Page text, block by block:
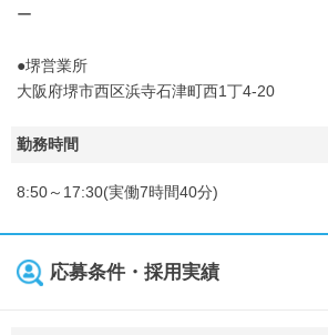
ー
●堺営業所
大阪府堺市西区浜寺石津町西1丁4-20
勤務時間
8:50～17:30(実働7時間40分)
応募条件・採用実績